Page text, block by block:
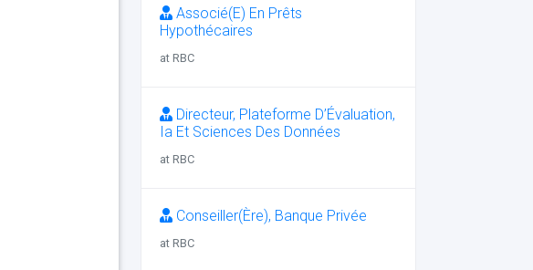
Associé(E) En Prêts
Hypothécaires
at RBC
Directeur, Plateforme D’Évaluation,
Ia Et Sciences Des Données
at RBC
Conseiller(Ère), Banque Privée
at RBC